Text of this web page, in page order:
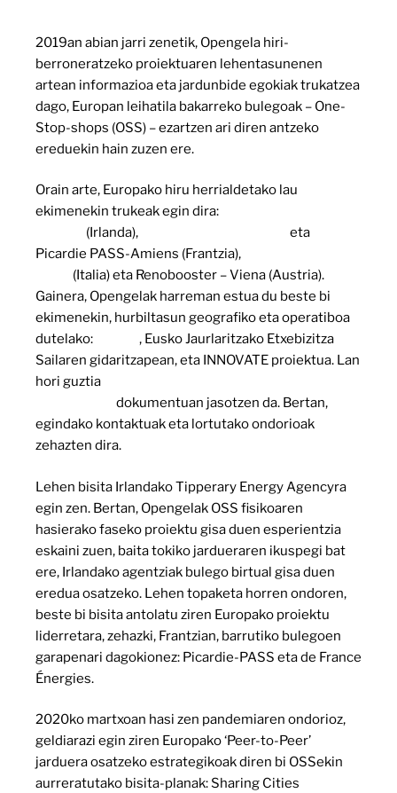
2019an abian jarri zenetik, Opengela hiri-
berroneratzeko proiektuaren lehentasunenen
artean informazioa eta jardunbide egokiak trukatzea
dago, Europan leihatila bakarreko bulegoak – One-
Stop-shops (OSS) – ezartzen ari diren antzeko
ereduekin hain zuzen ere.
Orain arte, Europako hiru herrialdetako lau
ekimenekin trukeak egin dira:
(Irlanda),
eta
Picardie PASS-Amiens (Frantzia),
(Italia) eta Renobooster – Viena (Austria).
Gainera, Opengelak harreman estua du beste bi
ekimenekin, hurbiltasun geografiko eta operatiboa
dutelako:
, Eusko Jaurlaritzako Etxebizitza
Sailaren gidaritzapean, eta INNOVATE proiektua. Lan
hori guztia
dokumentuan jasotzen da. Bertan,
egindako kontaktuak eta lortutako ondorioak
zehazten dira.
Lehen bisita Irlandako Tipperary Energy Agencyra
egin zen. Bertan, Opengelak OSS fisikoaren
hasierako faseko proiektu gisa duen esperientzia
eskaini zuen, baita tokiko jardueraren ikuspegi bat
ere, Irlandako agentziak bulego birtual gisa duen
eredua osatzeko. Lehen topaketa horren ondoren,
beste bi bisita antolatu ziren Europako proiektu
liderretara, zehazki, Frantzian, barrutiko bulegoen
garapenari dagokionez: Picardie-PASS eta de France
Énergies.
2020ko martxoan hasi zen pandemiaren ondorioz,
geldiarazi egin ziren Europako ‘Peer-to-Peer’
jarduera osatzeko estrategikoak diren bi OSSekin
aurreratutako bisita-planak: Sharing Cities